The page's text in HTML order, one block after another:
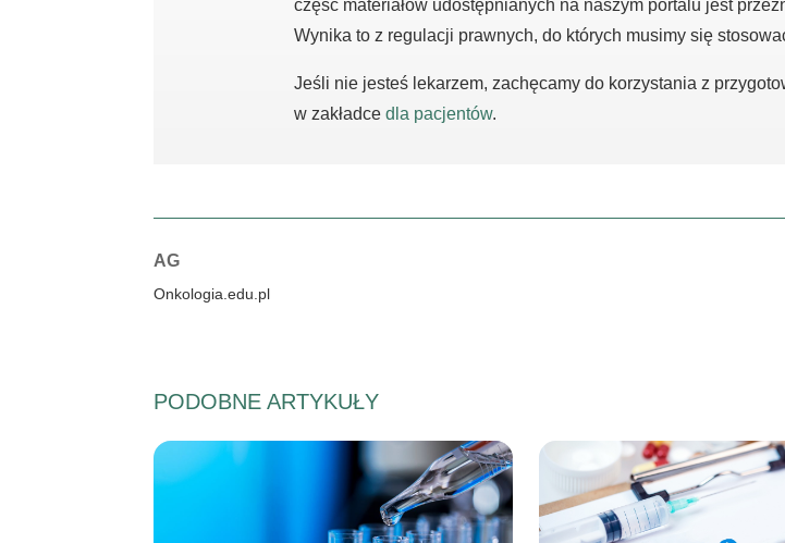
część materiałów udostępnianych na naszym portalu jest
Wynika to z regulacji prawnych, do których musimy się
Jeśli nie jesteś lekarzem, zachęcamy do korzystania z
w zakładce dla pacjentów.
Autorzy:
AG
Onkologia.edu.pl
PODOBNE ARTYKUŁY